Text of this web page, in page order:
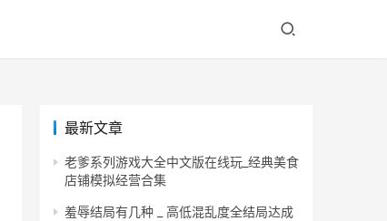
最新文章
老爹系列游戏大全中文版在线玩_经典美食
店铺模拟经营合集
羞辱结局有几种 _ 高低混乱度全结局达成